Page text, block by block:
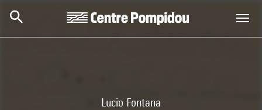
Lucio Fontana